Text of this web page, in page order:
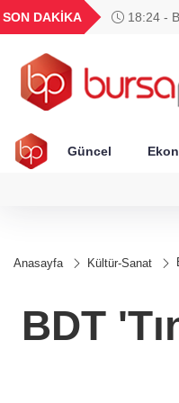
SON DAKİKA
18:24 -
GEL
18,1981
Güncel
Anasayfa Kültür-Sanat
BDT